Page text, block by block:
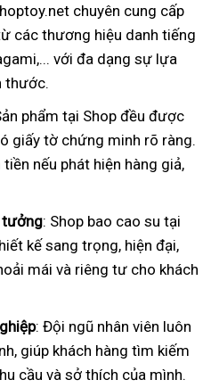
chuyên cung cấp
các thương hiệu danh tiếng
với đa dạng sự lựa
thước.
phẩm tại Shop đều được
giấy tờ chứng minh rõ ràng.
nếu phát hiện hàng giả,
tưởng: Shop bao cao su tại
kế sang trọng, hiện đại,
mái và riêng tư cho khách
: Đội ngũ nhân viên luôn
giúp khách hàng tìm kiếm
cầu và sở thích của mình.